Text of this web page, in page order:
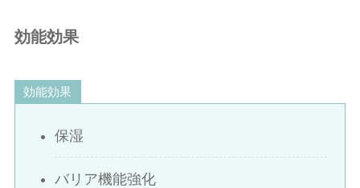
効能効果
効能効果
保湿
バリア機能強化